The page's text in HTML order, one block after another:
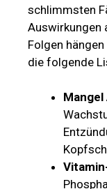
schlimmsten
Auswirkungen
Folgen
die folgende